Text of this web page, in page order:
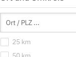
25 km